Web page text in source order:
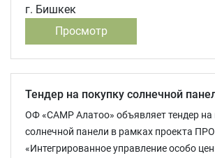
г. Бишкек
Просмотр
Тендер на покупку солнечной
ОФ «САМР Алатоо» объявляет тендер на
солнечной панели в рамках проекта
«Интегрированное управление особо